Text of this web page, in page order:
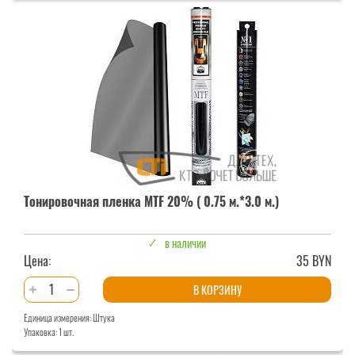
Тонировочная пленка MTF 20% ( 0.75 м.*3.0 м.)
в наличии
Цена:
35 BYN
Количество
товара
Тонировочная
пленка
В КОРЗИНУ
Единица измерения: Штука
Упаковка: 1 шт.